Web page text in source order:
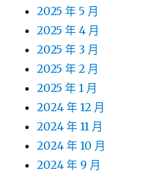
2025 年 5 月
2025 年 4 月
2025 年 3 月
2025 年 2 月
2025 年 1 月
2024 年 12 月
2024 年 11 月
2024 年 10 月
2024 年 9 月